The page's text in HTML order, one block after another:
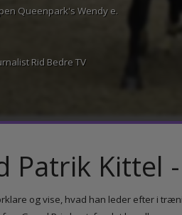
Kittel rider vinderen af
Queenpark's Wendy e.
Patrik